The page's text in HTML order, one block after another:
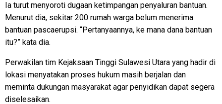
Ia turut menyoroti dugaan ketimpangan penyaluran bantuan.
Menurut dia, sekitar 200 rumah warga belum menerima
bantuan pascaerupsi. “Pertanyaannya, ke mana dana bantuan
itu?” kata dia.
Perwakilan tim Kejaksaan Tinggi Sulawesi Utara yang hadir di
lokasi menyatakan proses hukum masih berjalan dan
meminta dukungan masyarakat agar penyidikan dapat segera
diselesaikan.